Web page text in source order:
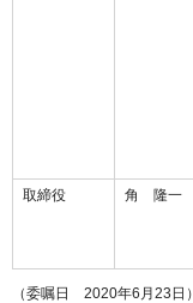
取締役 角 隆一
（委嘱日 2020年6月23日）